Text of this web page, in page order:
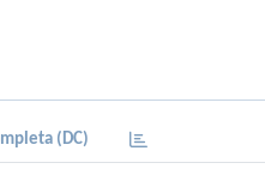
(DC)